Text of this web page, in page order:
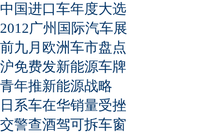
中国进口车年度大选
2012广州国际汽车展
前九月欧洲车市盘点
沪免费发新能源车牌
青年推新能源战略
日系车在华销量受挫
交警查酒驾可拆车窗